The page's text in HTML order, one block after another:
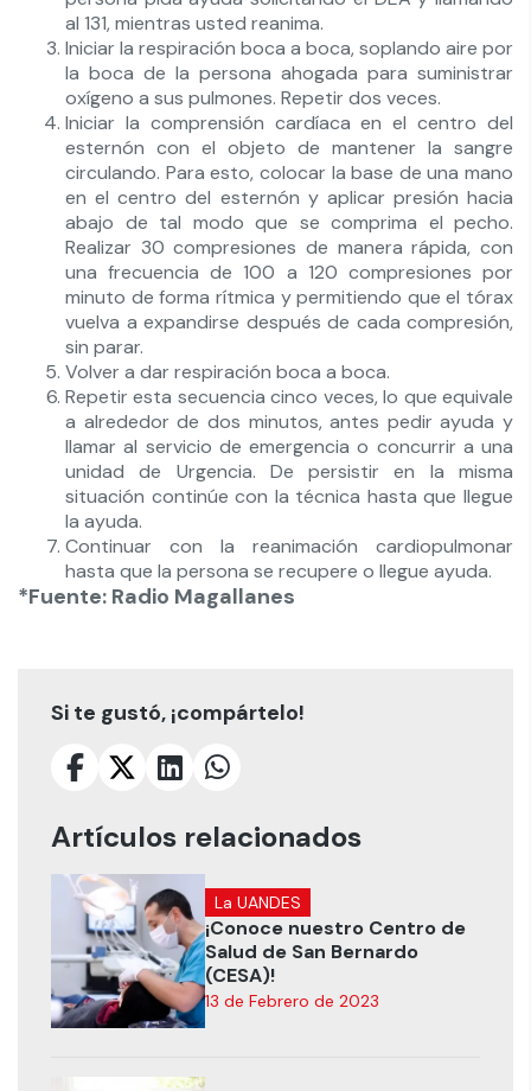
al 131, mientras usted reanima.
Iniciar la respiración boca a boca, soplando aire por
la boca de la persona ahogada para suministrar
oxígeno a sus pulmones. Repetir dos veces.
Iniciar la comprensión cardíaca en el centro del
esternón con el objeto de mantener la sangre
circulando. Para esto, colocar la base de una mano
en el centro del esternón y aplicar presión hacia
abajo de tal modo que se comprima el pecho.
Realizar 30 compresiones de manera rápida, con
una frecuencia de 100 a 120 compresiones por
minuto de forma rítmica y permitiendo que el tórax
vuelva a expandirse después de cada compresión,
sin parar.
Volver a dar respiración boca a boca.
Repetir esta secuencia cinco veces, lo que equivale
a alrededor de dos minutos, antes pedir ayuda y
llamar al servicio de emergencia o concurrir a una
unidad de Urgencia. De persistir en la misma
situación continúe con la técnica hasta que llegue
la ayuda.
Continuar con la reanimación cardiopulmonar
hasta que la persona se recupere o llegue ayuda.
*Fuente: Radio Magallanes
Si te gustó, ¡compártelo!
Artículos relacionados
La UANDES
¡Conoce nuestro Centro de
Salud de San Bernardo
(CESA)!
13 de Febrero de 2023